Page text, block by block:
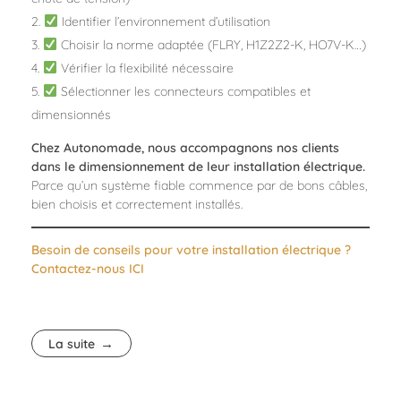
Identifier l’environnement d’utilisation
Choisir la norme adaptée (FLRY, H1Z2Z2-K, HO7V-K…)
Vérifier la flexibilité nécessaire
Sélectionner les connecteurs compatibles et
dimensionnés
Chez Autonomade, nous accompagnons nos clients
dans le dimensionnement de leur installation électrique.
Parce qu’un système fiable commence par de bons câbles,
bien choisis et correctement installés.
Besoin de conseils pour votre installation électrique ?
Contactez-nous ICI
La suite